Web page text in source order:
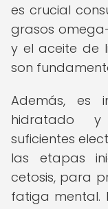
es crucial
grasos
y el aceite de
son
Además, es
hidratado
suficientes
las etapas
cetosis, para
fatiga mental.